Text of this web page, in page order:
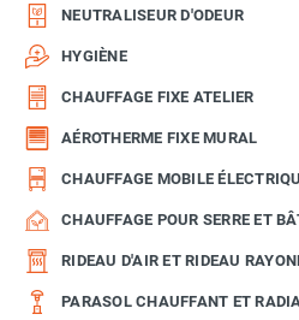
NEUTRALISEUR D'ODEUR
HYGIÈNE
CHAUFFAGE FIXE ATELIER
AÉROTHERME FIXE MURAL
CHAUFFAGE MOBILE
CHAUFFAGE POUR SERRE ET
RIDEAU D'AIR ET RIDEAU
PARASOL CHAUFFANT ET